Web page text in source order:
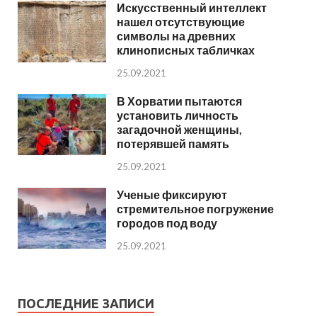
Искусственный интеллект
нашел отсутствующие
символы на древних
клинописных табличках
25.09.2021
В Хорватии пытаются
установить личность
загадочной женщины,
потерявшей память
25.09.2021
Ученые фиксируют
стремительное погружение
городов под воду
25.09.2021
ПОСЛЕДНИЕ ЗАПИСИ